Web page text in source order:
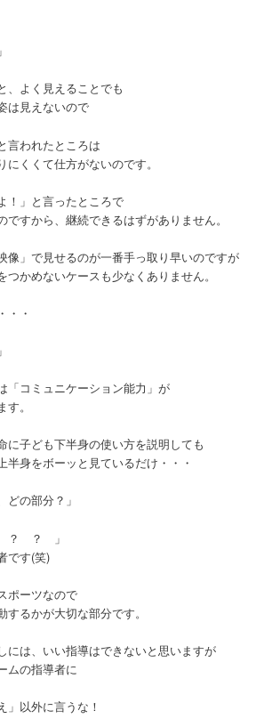
、よく見えることでも
は見えないので
言われたところは
くくて仕方がないのです。
！」と言ったところで
ですから、継続できるはずがありません。
像」で見せるのが一番手っ取り早いのですが
つかめないケースも少なくありません。
・・
「コミュニケーション能力」が
。
に子ども下半身の使い方を説明しても
半身をボーッと見ているだけ・・・
どの部分？」
？ ？ 」
です(笑)
ポーツなので
するかが大切な部分です。
には、いい指導はできないと思いますが
ムの指導者に
」以外に言うな！